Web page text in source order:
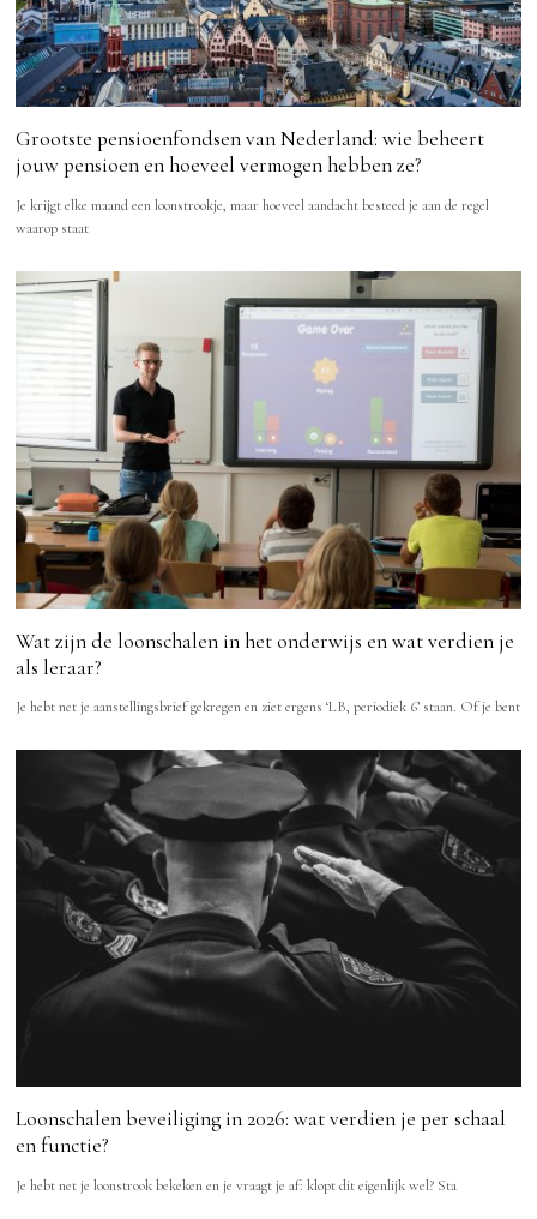
Grootste pensioenfondsen van Nederland: wie beheert
jouw pensioen en hoeveel vermogen hebben ze?
Je krijgt elke maand een loonstrookje, maar hoeveel aandacht besteed je aan de regel
waarop staat
Wat zijn de loonschalen in het onderwijs en wat verdien je
als leraar?
Je hebt net je aanstellingsbrief gekregen en ziet ergens ‘LB, periodiek 6’ staan. Of je bent
Loonschalen beveiliging in 2026: wat verdien je per schaal
en functie?
Je hebt net je loonstrook bekeken en je vraagt je af: klopt dit eigenlijk wel? Sta